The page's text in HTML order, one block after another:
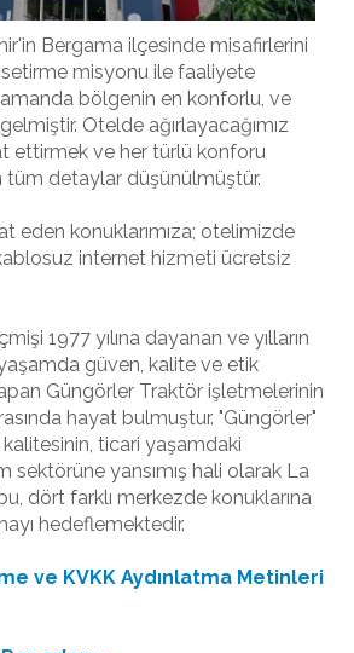
Bergama ilçesinde misafirlerini
misyonu ile faaliyete
bölgenin en konforlu, ve
Otelde ağırlayacağımız
ettirmek ve her türlü konforu
detaylar düşünülmüştür.
eden konuklarımıza; otelimizde
internet hizmeti ücretsiz
1977 yılına dayanan ve yılların
güven, kalite ve etik
Güngörler Traktör işletmelerinin
hayat bulmuştur. "Güngörler"
ticari yaşamdaki
sektörüne yansımış hali olarak La
dört farklı merkezde konuklarına
hedeflemektedir.
ve KVKK Aydınlatma Metinleri